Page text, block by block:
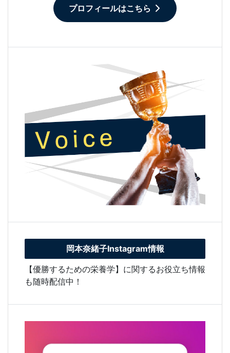
プロフィールはこちら
岡本奈緒子Instagram情報
【優勝するための栄養学】に関するお役立ち情報
も随時配信中！